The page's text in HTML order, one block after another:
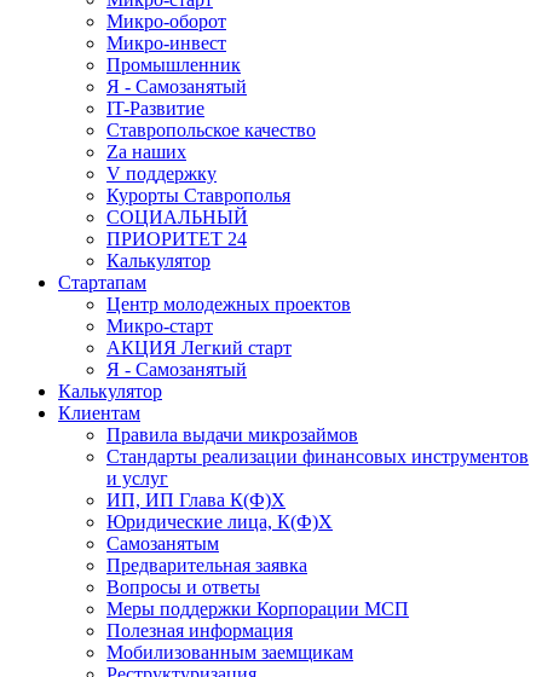
Микро-оборот
Микро-инвест
Промышленник
Я - Самозанятый
IT-Развитие
Ставропольское качество
Za наших
V поддержку
Курорты Ставрополья
СОЦИАЛЬНЫЙ
ПРИОРИТЕТ 24
Калькулятор
Стартапам
Центр молодежных проектов
Микро-старт
АКЦИЯ Легкий старт
Я - Самозанятый
Калькулятор
Клиентам
Правила выдачи микрозаймов
Стандарты реализации финансовых инструментов
и услуг
ИП, ИП Глава К(Ф)Х
Юридические лица, К(Ф)Х
Самозанятым
Предварительная заявка
Вопросы и ответы
Меры поддержки Корпорации МСП
Полезная информация
Мобилизованным заемщикам